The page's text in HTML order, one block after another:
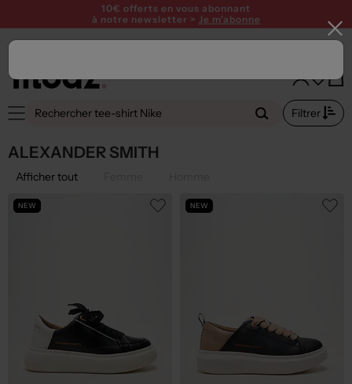
10€ offerts en vous abonnant
à notre newsletter >Je m'abonne
Filtrer
ALEXANDER SMITH
Afficher tout
NEW NEW